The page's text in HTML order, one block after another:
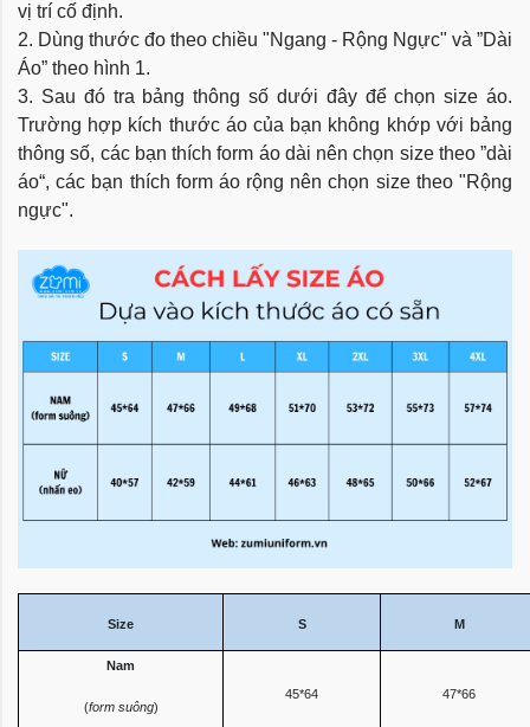
vị trí cố định.
2. Dùng thước đo theo chiều "Ngang - Rộng Ngực" và ”Dài
Áo” theo hình 1.
3. Sau đó tra bảng thông số dưới đây để chọn size áo.
Trường hợp kích thước áo của bạn không khớp với bảng
thông số, các bạn thích form áo dài nên chọn size theo ”dài
áo“, các bạn thích form áo rộng nên chọn size theo "Rộng
ngực".
Size S M
Nam
45*64
47*66
(form suông)